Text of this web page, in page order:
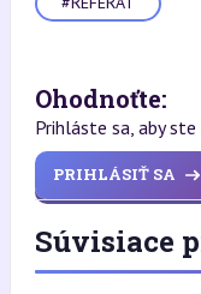
Ohodnoťte:
Prihláste sa, aby
PRIHLÁSIŤ SA
Súvisiace